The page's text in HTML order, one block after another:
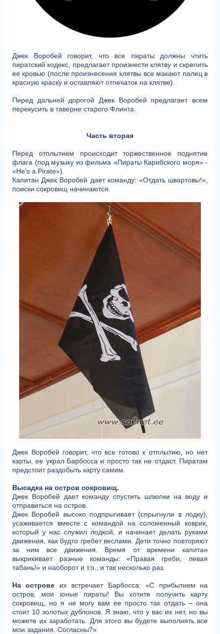
Джек Воробей говорит, что все пираты должны чтить
пиратский кодекс, предлагает произнести клятву и скрепить
ее кровью (после произнесения клятвы все макают палец в
красную краску и оставляют отпечаток на клятве).
Перед дальней дорогой Джек Воробей предлагает всем
перекусить в таверне старого Флинта.
Часть вторая
Перед отплытием происходит торжественное поднятие
флага (под музыку из фильма «Пираты Карибского моря» -
«He’s a Pirate»).
Капитан Джек Воробей дает команду: «Отдать швартовы!»,
поиски сокровищ начинаются.
Джек Воробей говорит, что все готово к отплытию, но нет
карты, ее украл Барбосса и просто так не отдаст. Пиратам
предстоит раздобыть карту самим.
Высадка на остров сокровищ.
Джек Воробей дает команду спустить шлюпки на воду и
отправиться на остров.
Джек Воробей высоко подпрыгивает (спрыгнули в лодку),
усаживается вместе с командой на соломенный коврик,
который у нас служил лодкой, и начинает делать руками
движения, как будто гребет веслами. Дети точно повторяют
за ним все движения. Время от времени капитан
выкрикивает разные команды: «Правая греби, левая
табань!» и наоборот и т.п., и так несколько раз.
На острове их встречает Барбосса: «С прибытием на
остров, мои юные пираты! Вы хотите получить карту
сокровищ, но я не могу вам ее просто так отдать – она
стоит 10 золотых дублонов. Я знаю, что у вас их нет, но вы
можете их заработать. Для этого вы будете выполнять все
мои задания. Согласны?»